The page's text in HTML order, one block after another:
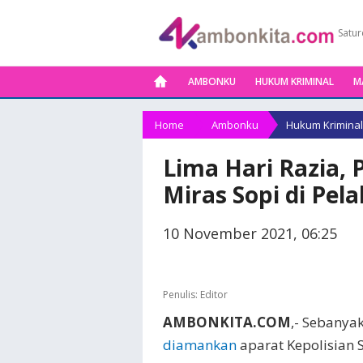
AMBONKU HUKUM KRIMINAL
Home Ambonku Hukum Kriminal
Lima Hari Razia,
Miras Sopi di
10 November 2021, 06:25
Penulis: Editor
AMBONKITA.COM,-
diamankanaparat Kepolisian